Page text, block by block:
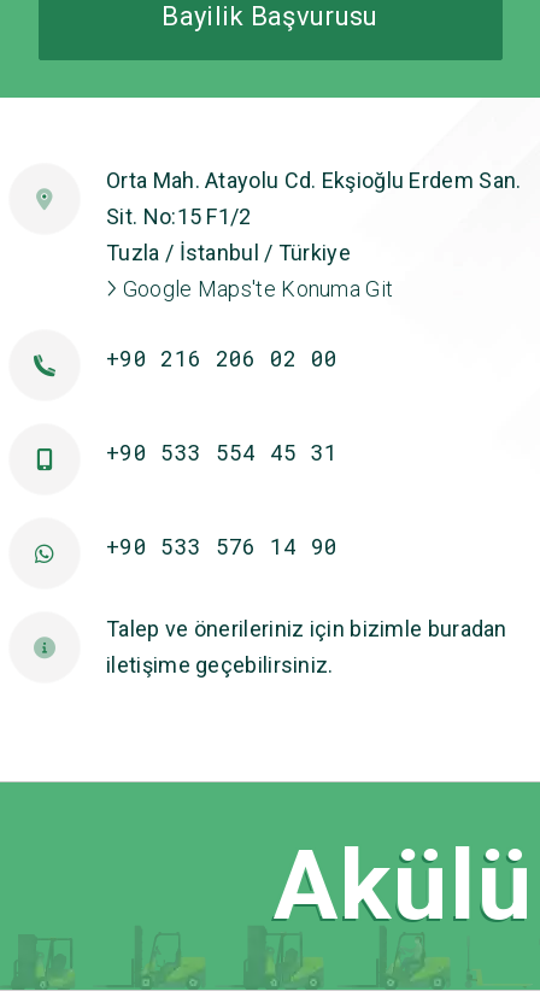
Bayilik Başvurusu
Orta Mah. Atayolu Cd. Ekşioğlu Erdem San.
Sit. No:15 F1/2
Tuzla / İstanbul / Türkiye
Google Maps'te Konuma Git
+90 216 206 02 00
+90 533 554 45 31
+90 533 576 14 90
Talep ve önerileriniz için bizimle buradan
iletişime geçebilirsiniz.